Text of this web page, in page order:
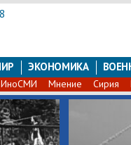
ЭКОНОМИКА
ИноСМИ Мнение Сирия